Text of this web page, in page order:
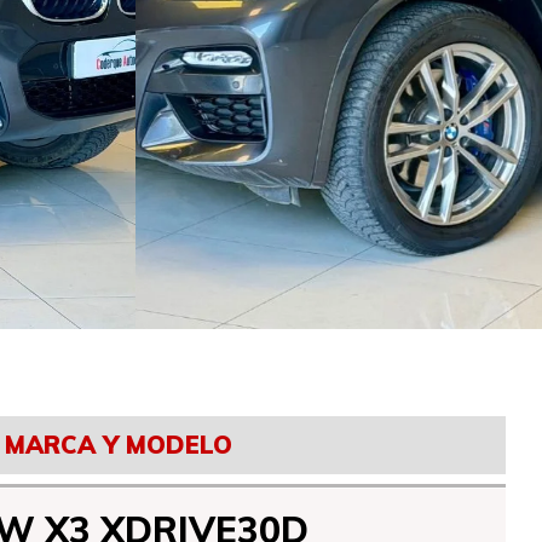
MARCA Y MODELO
X3 XDRIVE30D